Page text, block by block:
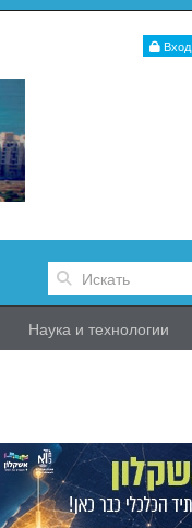
Вход
Наука и технологии